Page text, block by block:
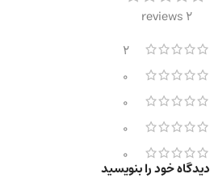
2 reviews
2
0
0
0
0
دیدگاه خود را بنویسید